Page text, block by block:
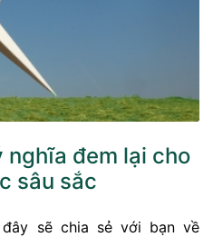
nghĩa đem lại cho
sâu sắc
sẽ chia sẻ với bạn về